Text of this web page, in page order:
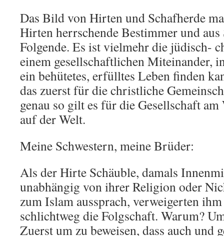
Das Bild von Hirten und Schafherde
Hirten herrschende Bestimmer und
Folgende. Es ist vielmehr die jüdisch-
einem gesellschaftlichen Miteinander,
ein behütetes, erfülltes Leben finden
das zuerst für die christliche
genau so gilt es für die Gesellschaft
auf der Welt.
Meine Schwestern, meine Brüder:
Als der Hirte Schäuble, damals
unabhängig von ihrer Religion oder
zum Islam aussprach, verweigerten
schlichtweg die Folgschaft. Warum?
Zuerst um zu beweisen, dass auch und